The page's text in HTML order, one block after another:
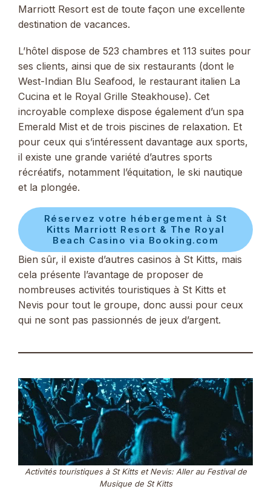
Marriott Resort est de toute façon une excellente
destination de vacances.
L’hôtel dispose de 523 chambres et 113 suites pour
ses clients, ainsi que de six restaurants (dont le
West-Indian Blu Seafood, le restaurant italien La
Cucina et le Royal Grille Steakhouse). Cet
incroyable complexe dispose également d’un spa
Emerald Mist et de trois piscines de relaxation. Et
pour ceux qui s’intéressent davantage aux sports,
il existe une grande variété d’autres sports
récréatifs, notamment l’équitation, le ski nautique
et la plongée.
Réservez votre hébergement à St
Kitts Marriott Resort & The Royal
Beach Casino via Booking.com
Bien sûr, il existe d’autres casinos à St Kitts, mais
cela présente l’avantage de proposer de
nombreuses activités touristiques à St Kitts et
Nevis pour tout le groupe, donc aussi pour ceux
qui ne sont pas passionnés de jeux d’argent.
Activités touristiques à St Kitts et Nevis: Aller au Festival de
Musique de St Kitts